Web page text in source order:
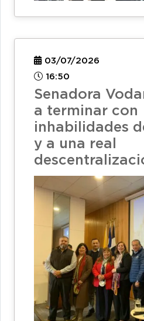
03/07/2026
16:50
Senadora
a terminar con
inhabilidades
y a una real